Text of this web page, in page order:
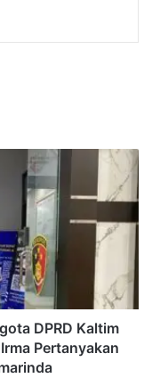
DPRD Kaltim
Pertanyakan